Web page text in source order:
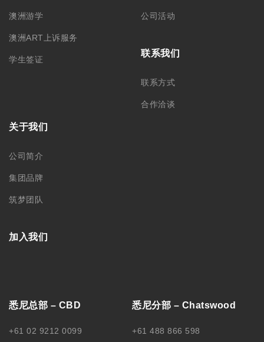
澳洲游学
澳洲ART上诉服务
学生签证
公司活动
联系我们
联系方式
合作洽谈
关于我们
公司简介
集团品牌
筑梦团队
加入我们
悉尼总部 – CBD
+61 02 9212 0099
悉尼分部 – Chatswood
+61 488 866 598